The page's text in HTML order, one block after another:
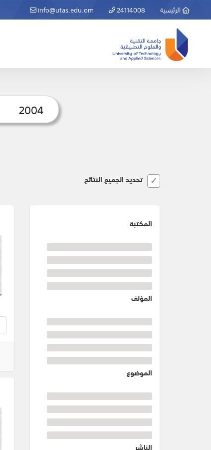
الرئيسية 24114008
info@utas.edu.om
تحديد الجميع النتائج
المكتبة
المؤلف
الموضوع
الناشر